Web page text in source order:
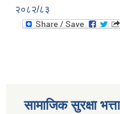
२०८२/८३
सामाजिक सुरक्षा